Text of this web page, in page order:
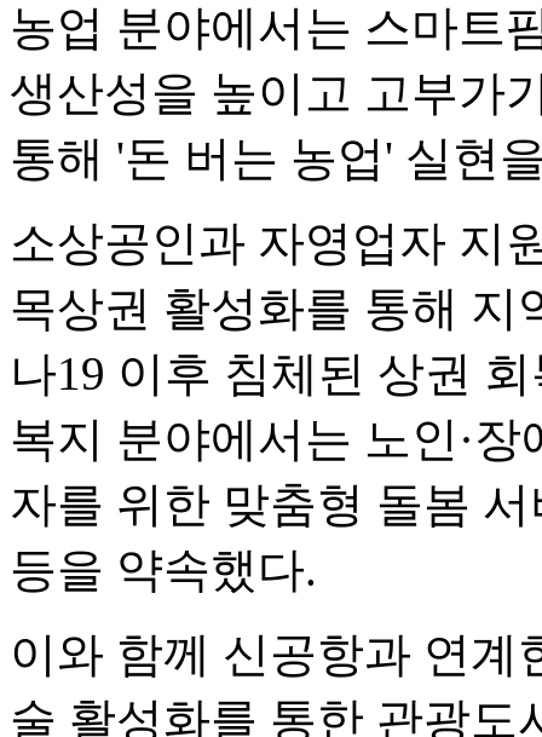
농업 분야에서는 스마트
생산성을 높이고 고부가
통해 '돈 버는 농업' 실현
소상공인과 자영업자 지
목상권 활성화를 통해 지
나19 이후 침체된 상권
복지 분야에서는 노인·
자를 위한 맞춤형 돌봄
등을 약속했다.
이와 함께 신공항과 연계
술 활성화를 통한 관광도